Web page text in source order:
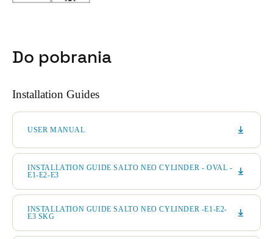
Do pobrania
Installation Guides
USER MANUAL
INSTALLATION GUIDE SALTO NEO CYLINDER - OVAL -
E1-E2-E3
INSTALLATION GUIDE SALTO NEO CYLINDER -E1-E2-
E3 SKG